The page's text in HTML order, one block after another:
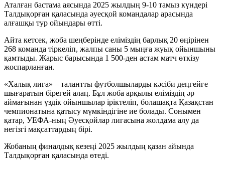
Аталған бастама аясында 2025 жылдың 9-10 тамыз күндері
Талдықорған қаласында әуесқой командалар арасында
алғашқы тур ойындары өтті.
Айта кетсек, жоба шеңберінде еліміздің барлық 20 өңірінен
268 команда тіркеліп, жалпы саны 5 мыңға жуық ойыншыны
қамтыды. Жарыс барысында 1 500-ден астам матч өткізу
жоспарланған.
«Халық лига» – талантты футболшыларды кәсіби деңгейге
шығаратын бірегей алаң. Бұл жоба арқылы еліміздің әр
аймағынан үздік ойыншылар іріктеліп, болашақта Қазақстан
чемпионатына қатысу мүмкіндігіне ие болады. Сонымен
қатар, УЕФА-ның Әуесқойлар лигасына жолдама алу да
негізгі мақсаттардың бірі.
Жобаның финалдық кезеңі 2025 жылдың қазан айында
Талдықорған қаласында өтеді.